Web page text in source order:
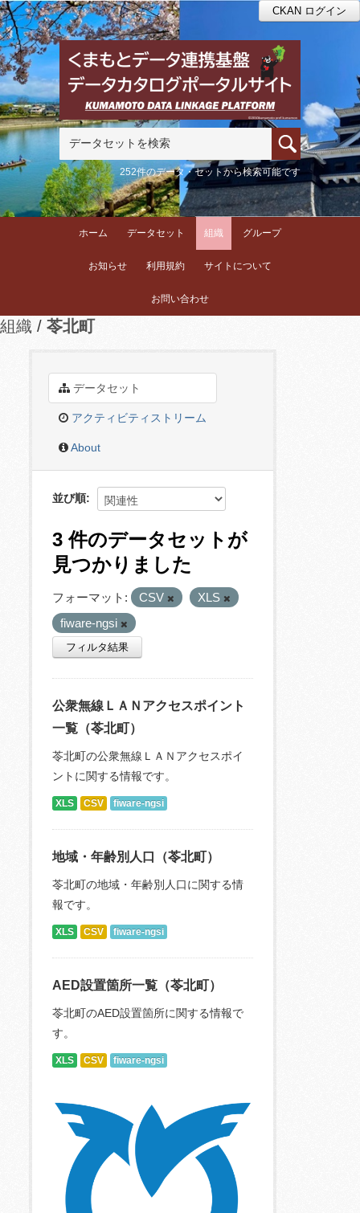
CKAN ログイン
252件のデータ・セットから検索可能です
ホーム データセット 組織 グループ
お知らせ 利用規約 サイトについて
お問い合わせ
組織 苓北町
データセット
アクティビティストリーム
About
並び順
3 件のデータセットが
見つかりました
フォーマット: CSV
XLS
fiware-ngsi
フィルタ結果
公衆無線ＬＡＮアクセスポイント
一覧（苓北町）
苓北町の公衆無線ＬＡＮアクセスポイ
ントに関する情報です。
XLS CSV fiware-ngsi
地域・年齢別人口（苓北町）
苓北町の地域・年齢別人口に関する情
報です。
XLS CSV fiware-ngsi
AED設置箇所一覧（苓北町）
苓北町のAED設置箇所に関する情報で
す。
XLS CSV fiware-ngsi